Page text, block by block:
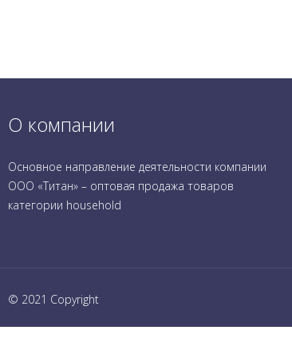
О компании
Основное направление деятельности компании
ООО «Титан» – оптовая продажа товаров
категории household
© 2021 Copyright